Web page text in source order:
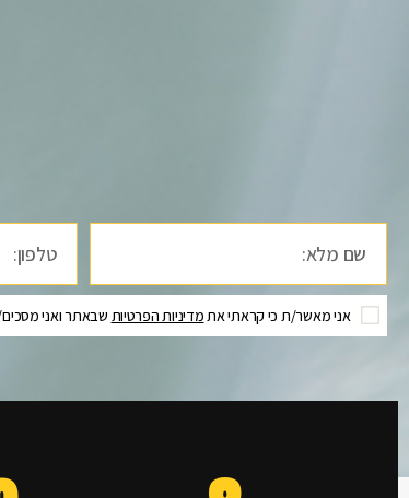
אני מאשר/ת כי קראתי אתמדיניות הפרטיות שבאתר ואני